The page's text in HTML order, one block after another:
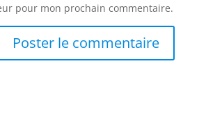
pour mon prochain commentaire.